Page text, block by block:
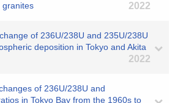
granites
2022
of 236U/238U and 235U/238U
deposition in Tokyo and Akita
2022
of 236U/238U and
in Tokyo Bay from the 1960s to